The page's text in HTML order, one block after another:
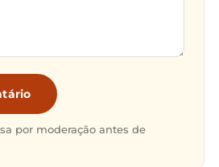
por moderação antes de